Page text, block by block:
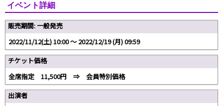
イベント詳細
販売期間: 一般発売
2022/11/12(土) 10:00 〜 2022/12/19 (月) 09:59
チケット価格
全席指定 11,500円 ⇒ 会員特別価格
出演者